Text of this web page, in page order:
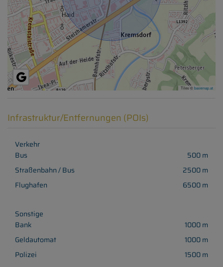
Tiles ©basemap.at
Infrastruktur/Entfernungen (POIs)
Verkehr
Bus
500 m
Straßenbahn / Bus
2500 m
Flughafen
6500 m
Sonstige
Bank
1000 m
Geldautomat
1000 m
Polizei
1500 m